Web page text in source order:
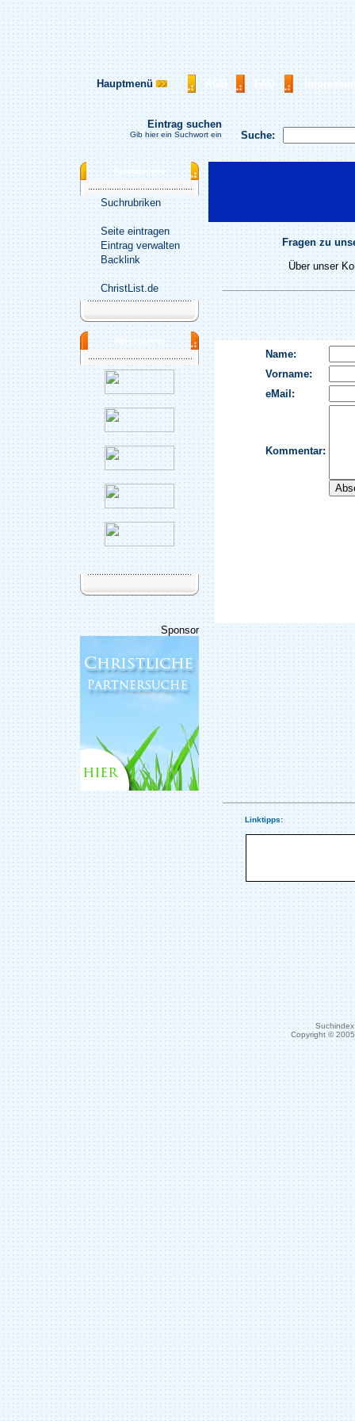
Hauptmenü AGB FAQ
Suche:
Eintrag suchen
Gib hier ein Suchwort ein
Katalogmenü
Suchrubriken
Seite eintragen
Eintrag verwalten
Backlink
ChristList.de
Werbepartner
Sponsor
Fragen zu
Über unser
Linktipps:
Copyright ©